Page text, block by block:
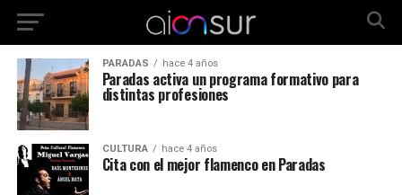
PARADAS hace 4 años
Paradas activa un programa formativo para
distintas profesiones
CULTURA hace 4 años
Cita con el mejor flamenco en Paradas